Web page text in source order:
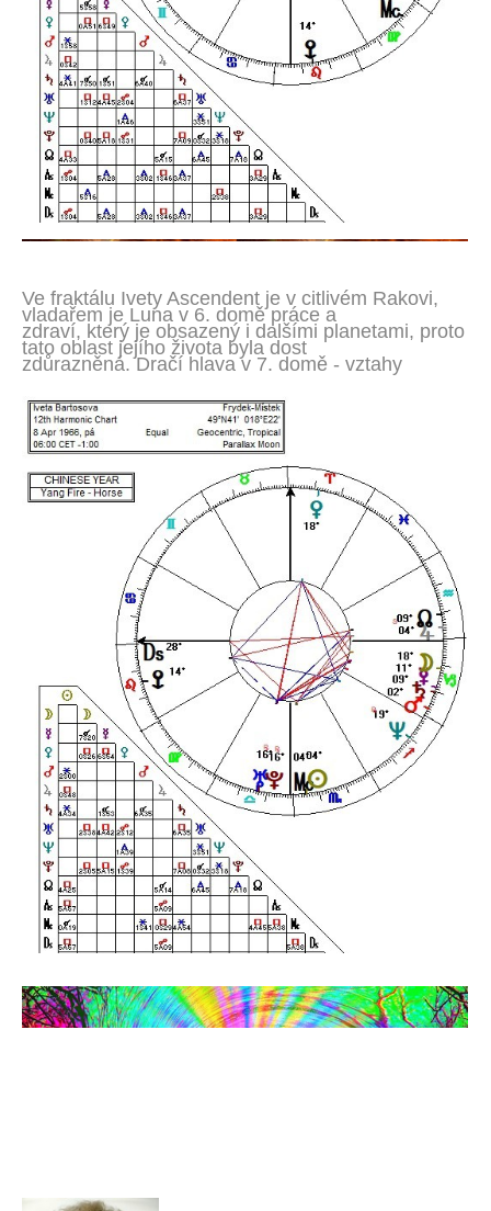
Ve fraktálu Ivety Ascendent je v citlivém Rakovi,
vladařem je Luna v 6. domě práce a
zdraví, který je obsazený i dalšími planetami, proto
tato oblast jejího života byla dost
zdůrazněná. Dračí hlava v 7. domě - vztahy